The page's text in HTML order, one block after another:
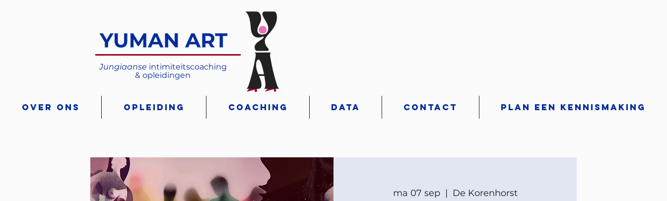
Jungiaanse intimiteitscoaching
& opleidingen
Over ons Opleiding Coaching Data Contact Plan een kennismaking
ma 07 sep
  |
De Korenhorst